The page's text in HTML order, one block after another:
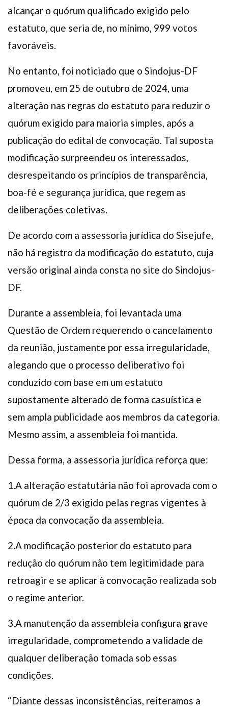
alcançar o quórum qualificado exigido pelo
estatuto, que seria de, no mínimo, 999 votos
favoráveis.
No entanto, foi noticiado que o Sindojus-DF
promoveu, em 25 de outubro de 2024, uma
alteração nas regras do estatuto para reduzir o
quórum exigido para maioria simples, após a
publicação do edital de convocação. Tal suposta
modificação surpreendeu os interessados,
desrespeitando os princípios de transparência,
boa-fé e segurança jurídica, que regem as
deliberações coletivas.
De acordo com a assessoria jurídica do Sisejufe,
não há registro da modificação do estatuto, cuja
versão original ainda consta no site do Sindojus-
DF.
Durante a assembleia, foi levantada uma
Questão de Ordem requerendo o cancelamento
da reunião, justamente por essa irregularidade,
alegando que o processo deliberativo foi
conduzido com base em um estatuto
supostamente alterado de forma casuística e
sem ampla publicidade aos membros da categoria.
Mesmo assim, a assembleia foi mantida.
Dessa forma, a assessoria jurídica reforça que:
1.A alteração estatutária não foi aprovada com o
quórum de 2/3 exigido pelas regras vigentes à
época da convocação da assembleia.
2.A modificação posterior do estatuto para
redução do quórum não tem legitimidade para
retroagir e se aplicar à convocação realizada sob
o regime anterior.
3.A manutenção da assembleia configura grave
irregularidade, comprometendo a validade de
qualquer deliberação tomada sob essas
condições.
“Diante dessas inconsistências, reiteramos a